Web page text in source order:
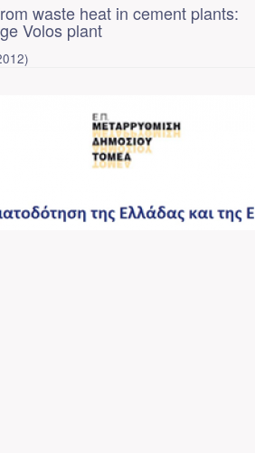
waste heat in cement plants:
Volos plant
)